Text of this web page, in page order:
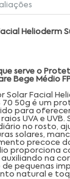
Helioderm
serve o
Bege Médio
Solar Facial
70 50g é um
para
UVA e
no rosto,
solares,
precoce
proporciona
na
de pequenas
natural e